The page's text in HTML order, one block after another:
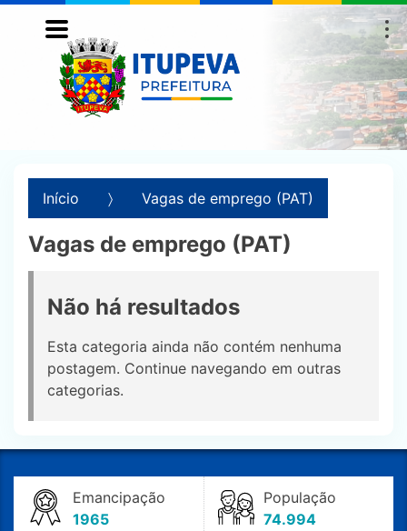
Início Vagas de emprego (PAT)
Vagas de emprego (PAT)
Não há resultados
Esta categoria ainda não contém nenhuma
postagem. Continue navegando em outras
categorias.
Emancipação
1965
População
74.994